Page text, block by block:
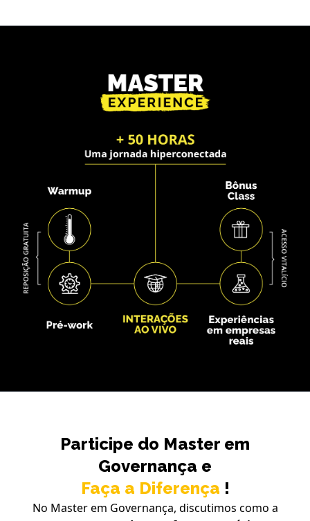
Participe do Master em
Governança e
Faça a Diferença !
No Master em Governança, discutimos como a